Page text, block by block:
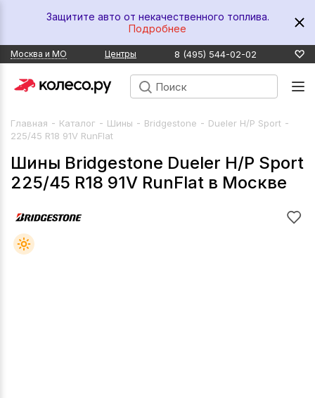
Защитите авто от некачественного топлива.
Подробнее
Москва и МО Центры 8 (495) 544-02-02
Главная - Каталог - Шины - Bridgestone - Dueler H/P Sport -
225/45 R18 91V RunFlat
Шины Bridgestone Dueler H/P Sport
225/45 R18 91V RunFlat в Москве